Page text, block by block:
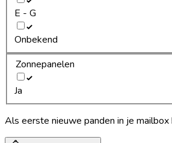
E - G
Onbekend
Zonnepanelen
Ja
Als eerste nieuwe panden in je mailbox